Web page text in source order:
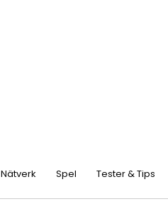
Nätverk Spel Tester & Tips